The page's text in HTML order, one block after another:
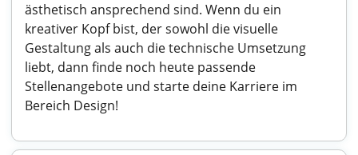
ästhetisch ansprechend sind. Wenn du ein
kreativer Kopf bist, der sowohl die visuelle
Gestaltung als auch die technische Umsetzung
liebt, dann finde noch heute passende
Stellenangebote und starte deine Karriere im
Bereich Design!